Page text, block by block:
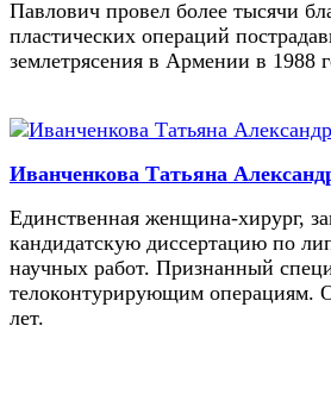
Павлович провел более тысячи
пластических операций
землетрясения в Армении в 1988
Иванченкова Татьяна
Единственная женщина-хирург,
кандидатскую диссертацию по
научных работ. Признанный
телоконтурирующим операциям.
лет.